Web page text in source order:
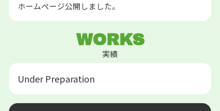
ホームページ公開しました。
WORKS
実績
Under Preparation